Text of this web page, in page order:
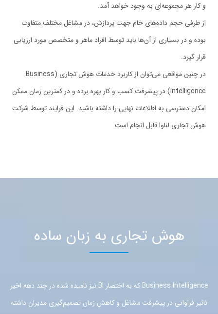
و کار هر مجموعه‌ای به وجود خواهد آمد.
از طرفی حجم داده‌های خام جهت پردازش، در مشاغل مختلف متفاوت
بوده و در بسیاری از آن‌ها باید توسط افراد ماهر و متخصص مورد ارزیابی
قرار گیرد.
در چنین مواقعی می‌توان از کاربرد خدمات هوش تجاری (Business
Intelligence) در پیشرفت کسب و کار بهره برده و در کمترین زمان ممکن
امکان دسترسی به اطلاعات نهایی را داشته باشید. این فرایند توسط شرکت
هوش تجاری لناوا قابل انجام است.
هوش تجاری به زبان ساده
Business Intelligence که به اختصار BI نیز نامیده شده در چند دهه اخیر
تاثیر فراوانی در پیشرفت مشاغل و کاهش زمان تصمیم‌گیری مدیران داشته